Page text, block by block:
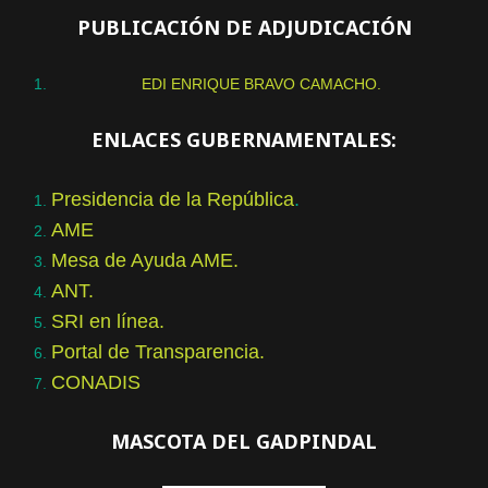
PUBLICACIÓN DE ADJUDICACIÓN
EDI ENRIQUE BRAVO CAMACHO.
ENLACES GUBERNAMENTALES:
Presidencia de la República.
AME
Mesa de Ayuda AME.
ANT.
SRI en línea.
Portal de Transparencia.
CONADIS
MASCOTA DEL GADPINDAL